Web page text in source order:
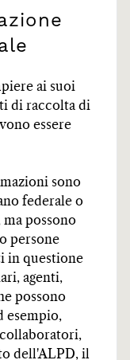
ai suoi
di raccolta di
essere
sono
federale o
ma possono
persone
in questione
agenti,
possono
esempio,
dell'ALPD, il